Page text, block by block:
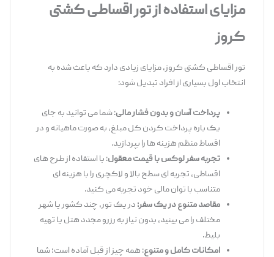
مزایای استفاده از تور اقساطی کشتی
کروز
تور اقساطی کشتی کروز، مزایای زیادی دارد که باعث شده به
انتخاب اول بسیاری از افراد تبدیل شود:
پرداخت آسان و بدون فشار مالی: شما می ‌توانید به‌ جای
یک ‌باره پرداخت کردن کل مبلغ، به ‌صورت ماهیانه و در
اقساط منظم هزینه‌ ها را بپردازید.
تجربه سفر لوکس با قیمت معقول: با استفاده از طرح ‌های
اقساطی، تجربه ‌ای سطح بالا و لاکچری را با هزینه ‌ای
متناسب با توان مالی خود تجربه می ‌کنید.
مقاصد متنوع در یک سفر:در یک تور، چند کشور یا شهر
مختلف را می‌ بینید، بدون نیاز به رزرو مجدد هتل یا تهیه
امکانات کامل و متنوع: همه ‌چیز از قبل آماده است؛ شما